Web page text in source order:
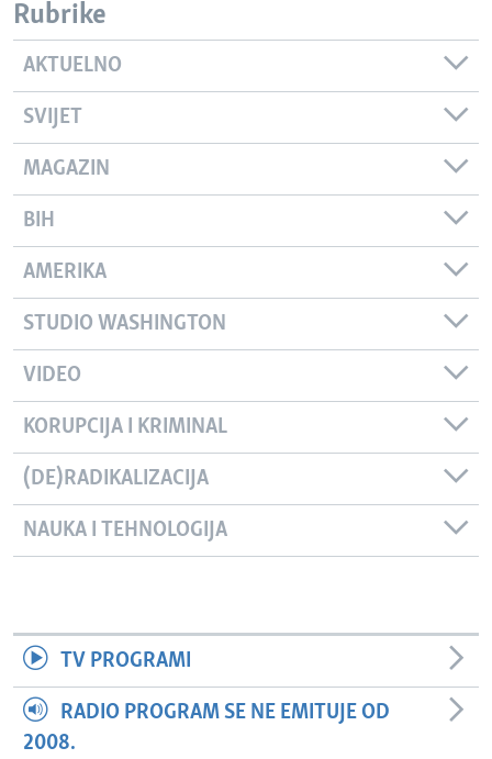
Rubrike
AKTUELNO
SVIJET
MAGAZIN
BIH
AMERIKA
STUDIO WASHINGTON
VIDEO
KORUPCIJA I KRIMINAL
(DE)RADIKALIZACIJA
NAUKA I TEHNOLOGIJA
TV PROGRAMI
RADIO PROGRAM SE NE EMITUJE OD
2008.